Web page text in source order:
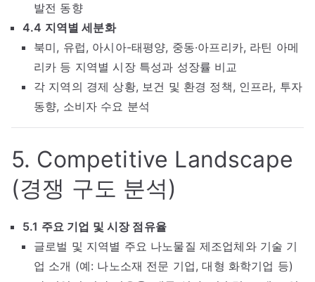
발전 동향
4.4 지역별 세분화
북미, 유럽, 아시아-태평양, 중동·아프리카, 라틴 아메
리카 등 지역별 시장 특성과 성장률 비교
각 지역의 경제 상황, 보건 및 환경 정책, 인프라, 투자
동향, 소비자 수요 분석
5. Competitive Landscape
(경쟁 구도 분석)
5.1 주요 기업 및 시장 점유율
글로벌 및 지역별 주요 나노물질 제조업체와 기술 기
업 소개 (예: 나노소재 전문 기업, 대형 화학기업 등)